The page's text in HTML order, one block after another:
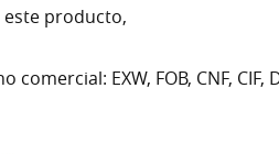
este producto,
EXW, FOB, CNF, CIF,